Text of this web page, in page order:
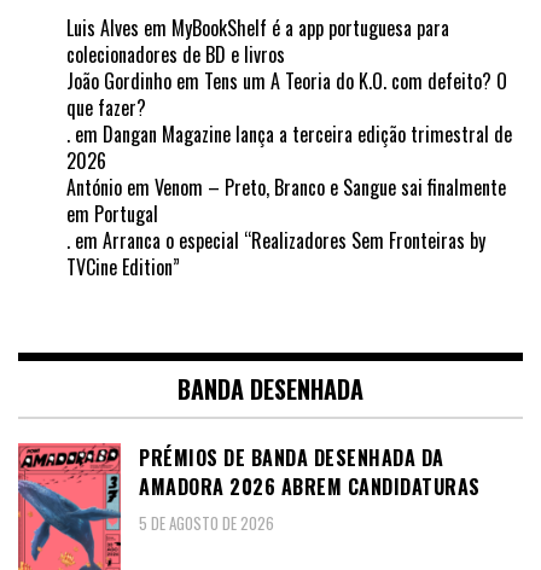
Luis Alves em MyBookShelf é a app portuguesa para
colecionadores de BD e livros
João Gordinho em Tens um A Teoria do K.O. com defeito? O
que fazer?
. em Dangan Magazine lança a terceira edição trimestral de
2026
António em Venom – Preto, Branco e Sangue sai finalmente
em Portugal
. em Arranca o especial “Realizadores Sem Fronteiras by
TVCine Edition”
BANDA DESENHADA
PRÉMIOS DE BANDA DESENHADA DA
AMADORA 2026 ABREM CANDIDATURAS
5 DE AGOSTO DE 2026